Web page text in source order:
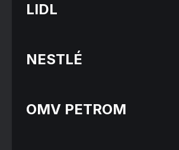
LIDL
NESTLÉ
OMV PETROM